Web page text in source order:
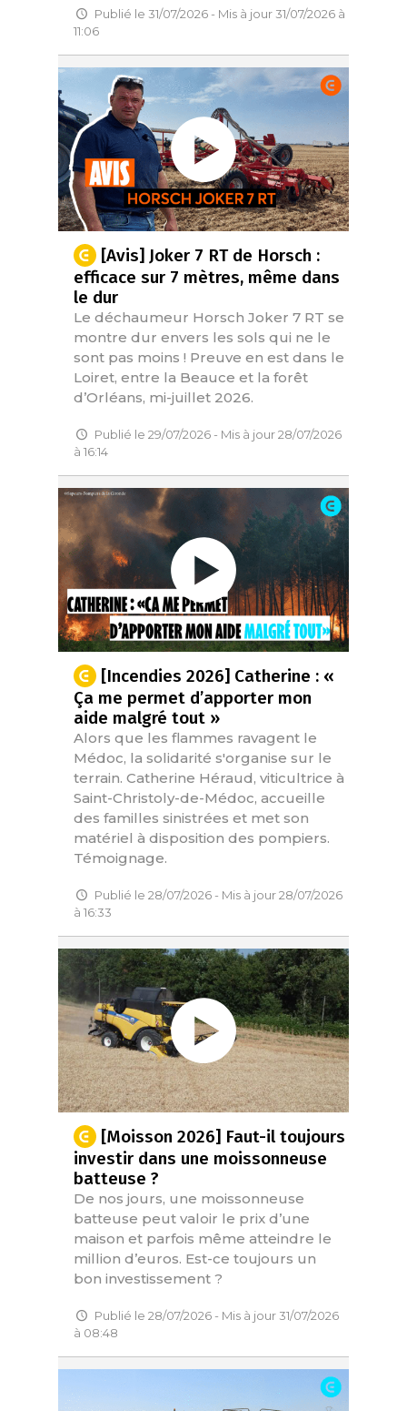
Publié le 31/07/2026 - Mis à jour 31/07/2026 à
11:06
[Avis] Joker 7 RT de Horsch :
efficace sur 7 mètres, même dans
le dur
Le déchaumeur Horsch Joker 7 RT se
montre dur envers les sols qui ne le
sont pas moins ! Preuve en est dans le
Loiret, entre la Beauce et la forêt
d’Orléans, mi-juillet 2026.
Publié le 29/07/2026 - Mis à jour 28/07/2026
à 16:14
[Incendies 2026] Catherine : «
Ça me permet d’apporter mon
aide malgré tout »
Alors que les flammes ravagent le
Médoc, la solidarité s'organise sur le
terrain. Catherine Héraud, viticultrice à
Saint-Christoly-de-Médoc, accueille
des familles sinistrées et met son
matériel à disposition des pompiers.
Témoignage.
Publié le 28/07/2026 - Mis à jour 28/07/2026
à 16:33
[Moisson 2026] Faut-il toujours
investir dans une moissonneuse
batteuse ?
De nos jours, une moissonneuse
batteuse peut valoir le prix d’une
maison et parfois même atteindre le
million d’euros. Est-ce toujours un
bon investissement ?
Publié le 28/07/2026 - Mis à jour 31/07/2026
à 08:48